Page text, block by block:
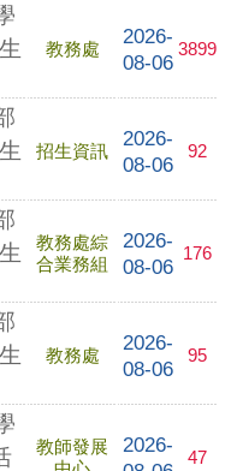
教務處
2026-
08-06
3899
招生資訊
2026-
08-06
92
教務處綜
合業務組
2026-
08-06
176
教務處
2026-
08-06
95
教師發展
2026-
47